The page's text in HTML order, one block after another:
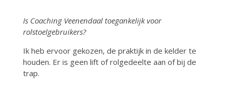
Is Coaching Veenendaal toegankelijk voor
rolstoelgebruikers?
Ik heb ervoor gekozen, de praktijk in de kelder te
houden. Er is geen lift of rolgedeelte aan of bij de
trap.